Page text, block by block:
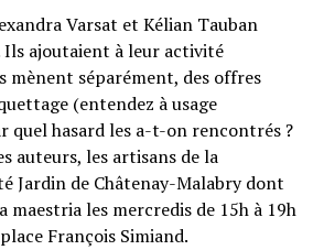
Varsat et Kélian Tauban
Ils ajoutaient à leur activité
mènent séparément, des offres
(entendez à usage
quel hasard les a-t-on rencontrés ?
auteurs, les artisans de la
Jardin de Châtenay-Malabry dont
maestria les mercredis de 15h à 19h
François Simiand.